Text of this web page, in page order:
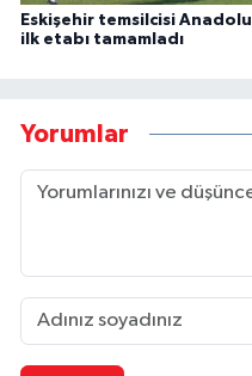
Eskişehir temsilcisi Anadolu
ilk etabı tamamladı
Yorumlar